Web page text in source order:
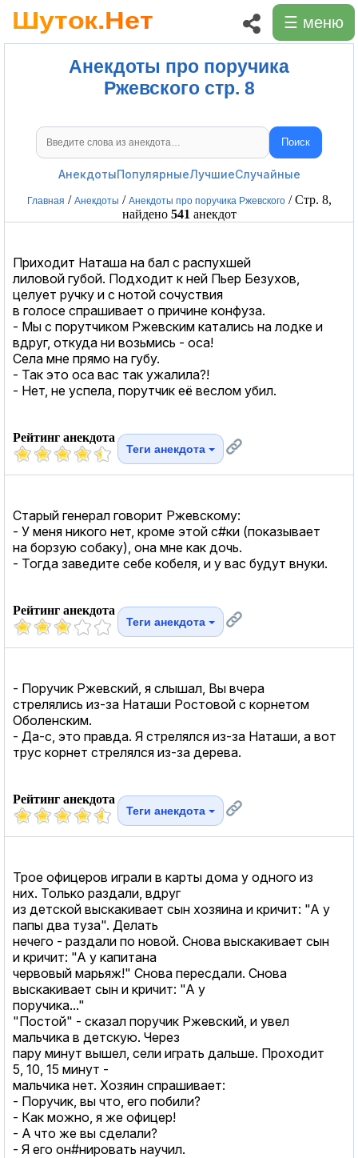
☰ меню
Анекдоты про поручика
Ржевского стр. 8
Поиск анекдотов Поиск
АнекдотыПопулярныеЛучшиеСлучайные
Главная / Анекдоты / Анекдоты про поручика Ржевского/ Стр. 8,
найдено 541 анекдот
Приходит Наташа на бал с распухшей
лиловой губой. Подходит к ней Пьер Безухов,
целует ручку и с нотой сочуствия
в голосе спрашивает о причине конфуза.
- Мы с порутчиком Ржевским катались на лодке и
вдруг, откуда ни возьмись - оса!
Села мне прямо на губу.
- Так это оса вас так ужалила?!
- Нет, не успела, порутчик её веслом убил.
Рейтинг анекдота
Теги анекдота
Стаpый генеpал говоpит Ржевскому:
- У меня никого нет, кpоме этой с#ки (показывает
на боpзую собаку), она мне как дочь.
- Тогда заведите себе кобеля, и у вас будут внуки.
Рейтинг анекдота
Теги анекдота
- Поручик Ржевский, я слышал, Вы вчера
стрелялись из-за Наташи Ростовой с корнетом
Оболенским.
- Да-с, это правда. Я стрелялся из-за Наташи, а вот
трус корнет стрелялся из-за дерева.
Рейтинг анекдота
Теги анекдота
Трое офицеров играли в карты дома у одного из
них. Только раздали, вдруг
из детской выскакивает сын хозяина и кричит: "А у
папы два туза". Делать
нечего - раздали по новой. Снова выскакивает сын
и кричит: "А у капитана
червовый марьяж!" Снова пересдали. Снова
выскакивает сын и кричит: "А у
поручика..."
"Постой" - сказал поручик Ржевский, и увел
мальчика в детскую. Через
пару минут вышел, сели играть дальше. Проходит
5, 10, 15 минут -
мальчика нет. Хозяин спрашивает:
- Поручик, вы что, его побили?
- Как можно, я же офицер!
- А что же вы сделали?
- Я его он#нировать научил.